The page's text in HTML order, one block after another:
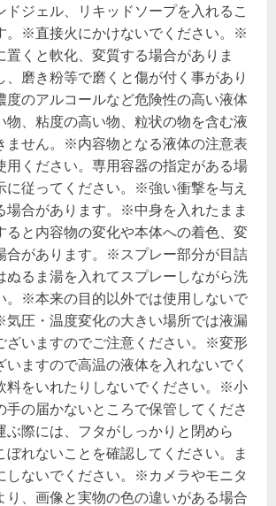
ドジェル、リキッドソープを入れるこ
。※直接火にかけないでください。※
置くと軟化、変質する場合がありま
磨き粉等で磨くと傷が付く事があり
のアルコールなど危険性の高い液体
物、粘度の高い物、粒状の物を含む液
ません。※内容物となる液体の注意表
用ください。専用容器の指定がある場
に従ってください。※強い衝撃を与え
場合があります。※中身を入れたまま
ると内容物の変化や本体への着色、変
合があります。※スプレー部分が目詰
ぬるま湯を入れてスプレーしながら洗
。※本来の目的以外では使用しないで
気圧・温度変化の大きい場所では液漏
ざいますのでご注意ください。※変形
いますので高温の液体を入れないでく
をいれたりしないでください。※小
手の届かないところで保管してくださ
際には、フタがしっかりと閉めら
ぼれないことを確認してください。ま
しないでください。※カメラやモニタ
り、画像と実物の色の違いがある場合